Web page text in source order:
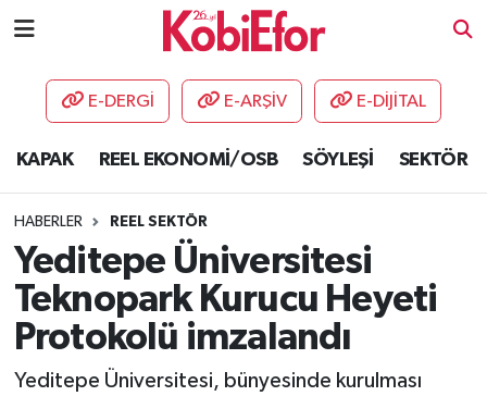
E-DERGİ E-ARŞİV E-DİJİTAL
KAPAK REEL EKONOMİ/OSB SÖYLEŞİ SEKTÖR
HABERLER REEL SEKTÖR
Yeditepe Üniversitesi
Teknopark Kurucu Heyeti
Protokolü imzalandı
Yeditepe Üniversitesi, bünyesinde kurulması
AKADEMİ
DESTEK-TEŞVİK
ETKİNLİK
GÜNCEL